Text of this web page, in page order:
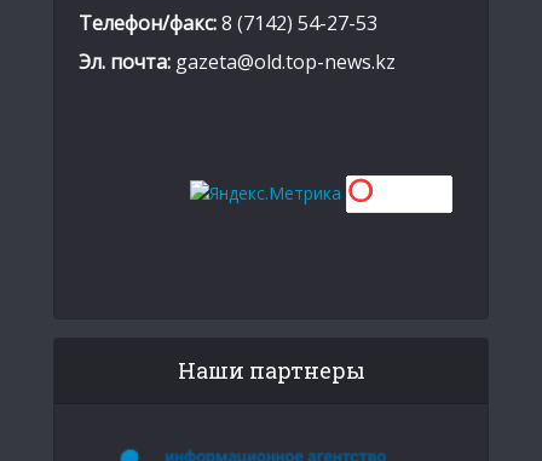
Телефон/факс:8 (7142) 54-27-53
Эл. почта: gazeta@old.top-news.kz
Наши партнеры